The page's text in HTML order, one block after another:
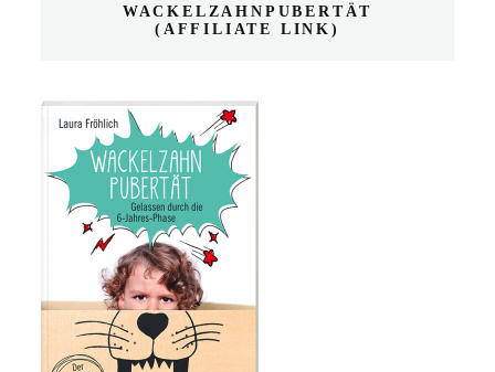
WACKELZAHNPUBERTÄT
(AFFILIATE LINK)